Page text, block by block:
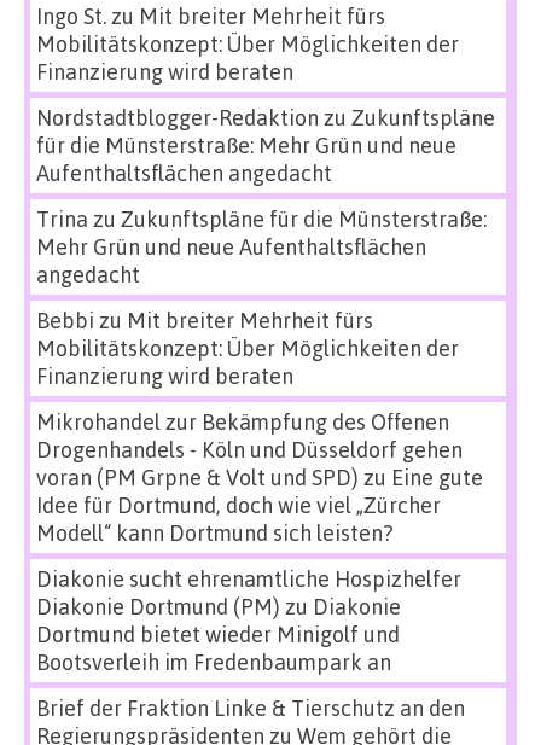
Ingo St.zu Mit breiter Mehrheit fürs
Mobilitätskonzept: Über Möglichkeiten der
Finanzierung wird beraten
Nordstadtblogger-Redaktion zu Zukunftspläne
für die Münsterstraße: Mehr Grün und neue
Aufenthaltsflächen angedacht
Trina zu Zukunftspläne für die Münsterstraße:
Mehr Grün und neue Aufenthaltsflächen
angedacht
Bebbi zu Mit breiter Mehrheit fürs
Mobilitätskonzept: Über Möglichkeiten der
Finanzierung wird beraten
Mikrohandel zur Bekämpfung des Offenen
Drogenhandels - Köln und Düsseldorf gehen
voran (PM Grpne & Volt und SPD) zu Eine gute
Idee für Dortmund, doch wie viel „Zürcher
Modell“ kann Dortmund sich leisten?
Diakonie sucht ehrenamtliche Hospizhelfer
Diakonie Dortmund (PM) zu Diakonie
Dortmund bietet wieder Minigolf und
Bootsverleih im Fredenbaumpark an
Brief der Fraktion Linke & Tierschutz an den
Regierungspräsidenten zu Wem gehört die